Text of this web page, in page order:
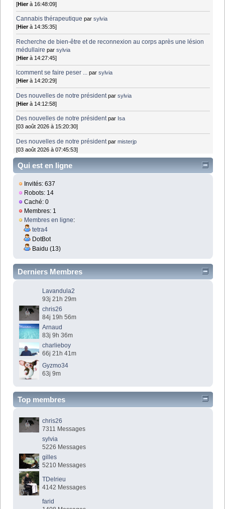
[Hierà 16:48:09]
Cannabis thérapeutique parsylvia
[Hierà 14:35:35]
Recherche de bien-être et de reconnexion au corps après une lésion
médullaire parsylvia
[Hierà 14:27:45]
lcomment se faire peser ... parsylvia
[Hierà 14:20:29]
Des nouvelles de notre président parsylvia
[Hierà 14:12:58]
Des nouvelles de notre président par Isa
[03 août 2026 à 15:20:30]
Des nouvelles de notre président parmisterjp
[03 août 2026 à 07:45:53]
Qui est en ligne
Invités: 637
Robots: 14
Caché: 0
Membres: 1
Membres en ligne:
tetra4
DotBot
Baidu (13)
Derniers Membres
Lavandula2
93j 21h 29m
chris26
84j 19h 56m
Arnaud
83j 9h 36m
charlieboy
66j 21h 41m
Gyzmo34
63j 9m
Top membres
chris26
7311 Messages
sylvia
5226 Messages
gilles
5210 Messages
TDelrieu
4142 Messages
farid